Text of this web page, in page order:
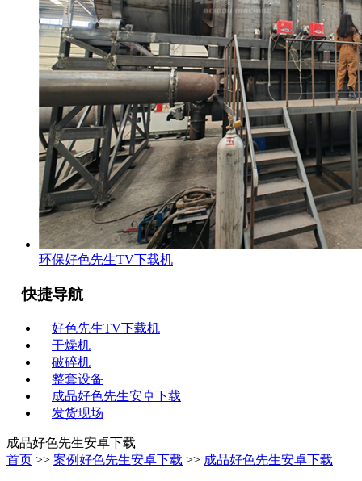
环保好色先生TV下载机
快捷导航
好色先生TV下载机
干燥机
破碎机
整套设备
成品好色先生安卓下载
发货现场
成品好色先生安卓下载
首页 >> 案例好色先生安卓下载 >> 成品好色先生安卓下载